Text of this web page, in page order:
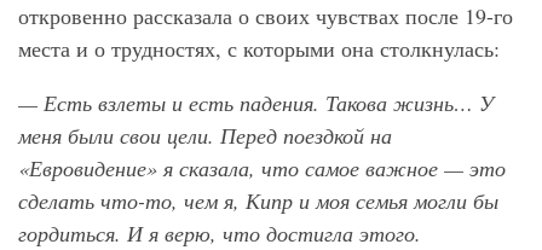
откровенно рассказала о своих чувствах после 19-го
места и о трудностях, с которыми она столкнулась:
— Есть взлеты и есть падения. Такова жизнь… У
меня были свои цели. Перед поездкой на
«Евровидение» я сказала, что самое важное — это
сделать что-то, чем я, Кипр и моя семья могли бы
гордиться. И я верю, что достигла этого.